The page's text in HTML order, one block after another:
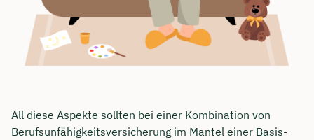
All diese Aspekte sollten bei einer Kombination von
Berufsunfähigkeitsversicherung im Mantel einer Basis-